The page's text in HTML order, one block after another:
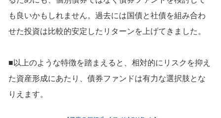
も良いかもしれません。過去には国債と社債を組み合わ
せた投資は比較的安定したリターンを上げてきました。
■以上のような特徴を踏まえると、相対的にリスクを抑え
た資産形成にあたり、債券ファンドは有力な選択肢とな
りえます。